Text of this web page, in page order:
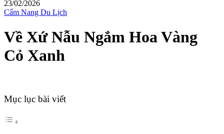
23/02/2026
Cẩm Nang Du Lịch
Về Xứ Nẫu Ngắm Hoa Vàng
Cỏ Xanh
Mục lục bài viết